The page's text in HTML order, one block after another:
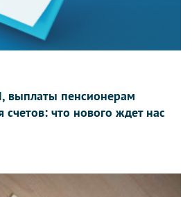
пенсионерам
счетов: что нового ждет нас